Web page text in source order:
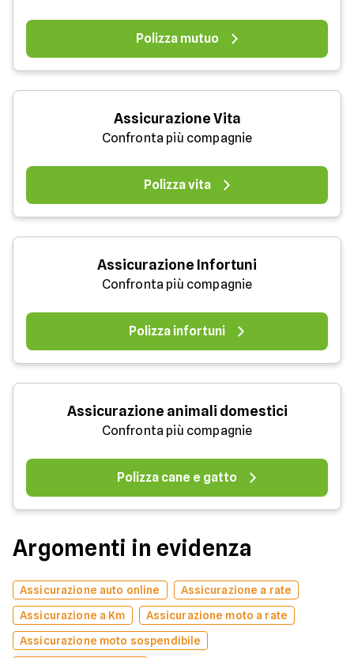
Polizza mutuo
Assicurazione Vita
Confronta più compagnie
Polizza vita
Assicurazione Infortuni
Confronta più compagnie
Polizza infortuni
Assicurazione animali domestici
Confronta più compagnie
Polizza cane e gatto
Argomenti in evidenza
Assicurazione auto online
Assicurazione a rate
Assicurazione a Km
Assicurazione moto a rate
Assicurazione moto sospendibile